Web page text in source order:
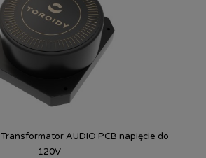
AUDIO PCB napięcie do
120V